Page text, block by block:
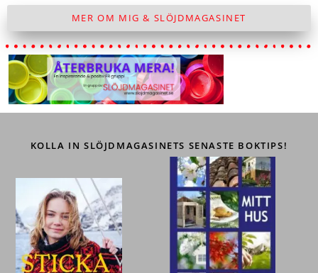
MER OM MIG & SLÖJDMAGASINET
KOLLA IN SLÖJDMAGASINETS SENASTE BOKTIPS!